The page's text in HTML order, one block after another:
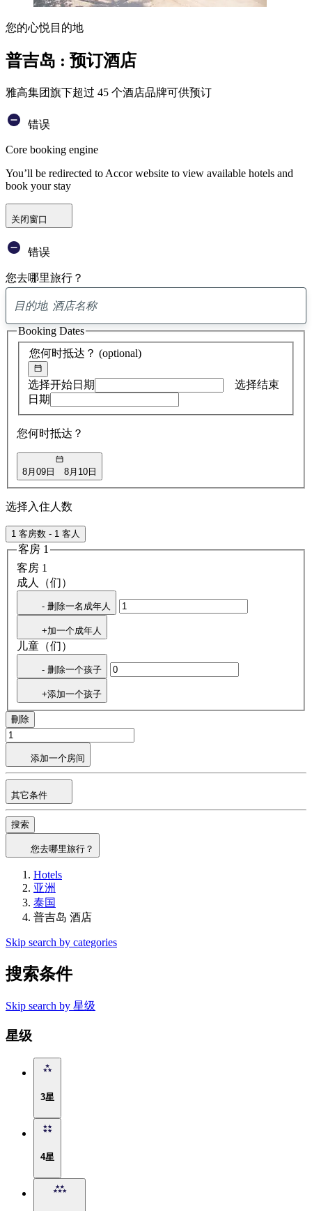
您的心悦目的地
普吉岛 : 预订酒店
雅高集团旗下超过 45 个酒店品牌可供预订
错误
Core booking engine
You’ll be redirected to Accor website to view available hotels and
book your stay
关闭窗口
错误
您去哪里旅行？
找
到
您何时抵达？ (optional)
选择开始日期
选择结束
日期
您何时抵达？
8月09日 8月10日
Booking Dates
选择入住人数
1 客房数 - 1 客人
客房 1
客房 1
成人（们）
- 删除一名成年人
+加一个成年人
儿童（们）
- 删除一个孩子
+添加一个孩子
刪除
添加一个房间
其它条件
搜索
您去哪里旅行？
Hotels
亚洲
泰国
普吉岛 酒店
Skip search by categories
搜索条件
Skip search by 星级
星级
3星
4星